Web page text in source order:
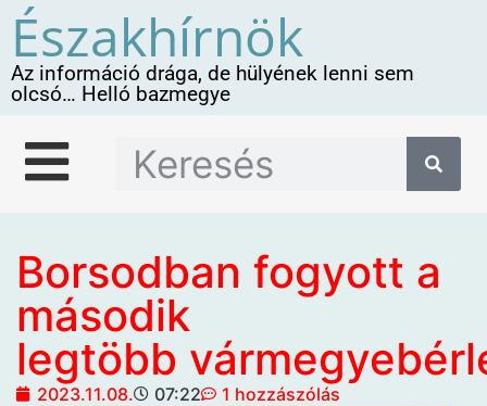
Északhírnök
Az információ drága, de hülyének lenni sem
olcsó… Helló bazmegye
Borsodban fogyott a
második
legtöbb
2023.11.08. 07:22 1 hozzászólás